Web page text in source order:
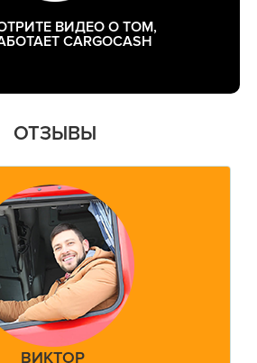
ВИДЕО О ТОМ,
CARGOCASH
ОТЗЫВЫ
ВИКТОР